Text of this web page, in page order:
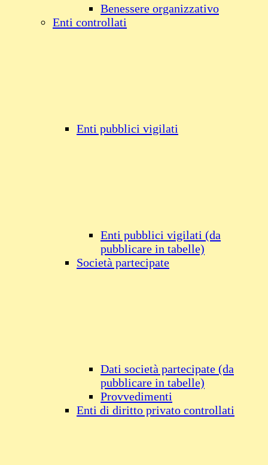
Benessere organizzativo
Enti controllati
Enti pubblici vigilati
Enti pubblici vigilati (da
pubblicare in tabelle)
Società partecipate
Dati società partecipate (da
pubblicare in tabelle)
Provvedimenti
Enti di diritto privato controllati